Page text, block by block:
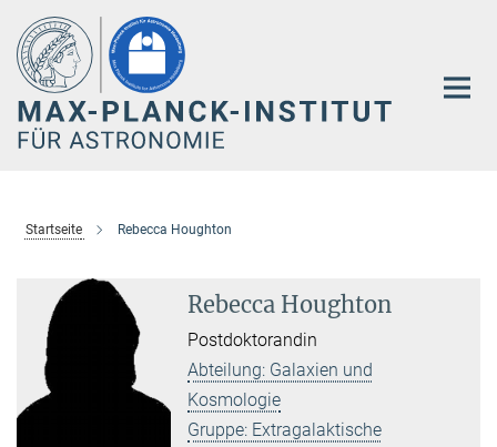
Hauptinhalt
Startseite Rebecca Houghton
Rebecca Houghton
Postdoktorandin
Abteilung: Galaxien und
Kosmologie
Gruppe: Extragalaktische